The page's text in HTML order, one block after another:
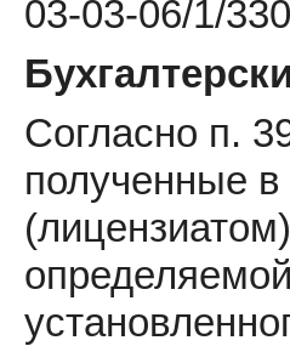
03-03-06/1/
Согласно п.
полученные